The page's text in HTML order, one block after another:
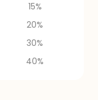
15%
20%
30%
40%